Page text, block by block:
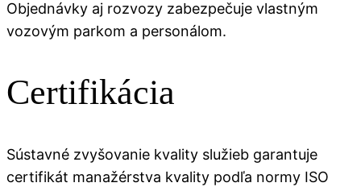
Objednávky aj rozvozy zabezpečuje vlastným
vozovým parkom a personálom.
Certifikácia
Sústavné zvyšovanie kvality služieb garantuje
certifikát manažérstva kvality podľa normy ISO